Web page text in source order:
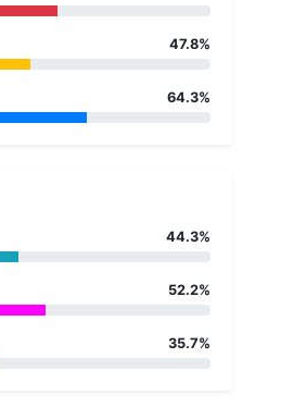
47.8%
64.3%
44.3%
52.2%
35.7%